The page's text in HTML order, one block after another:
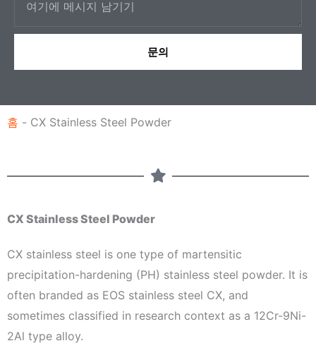
문의
홈 - CX Stainless Steel Powder
CX Stainless Steel Powder
CX stainless steel is one type of martensitic
precipitation-hardening (PH) stainless steel powder. It is
often branded as EOS stainless steel CX, and
sometimes classified in research context as a 12Cr-9Ni-
2Al type alloy.